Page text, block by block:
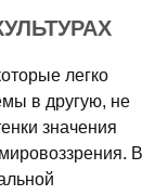
легко
в другую, не
значения
В